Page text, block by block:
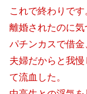
これで終わりです
離婚されたのに気
パチンカスで借
夫婦だからと我
て流血した。